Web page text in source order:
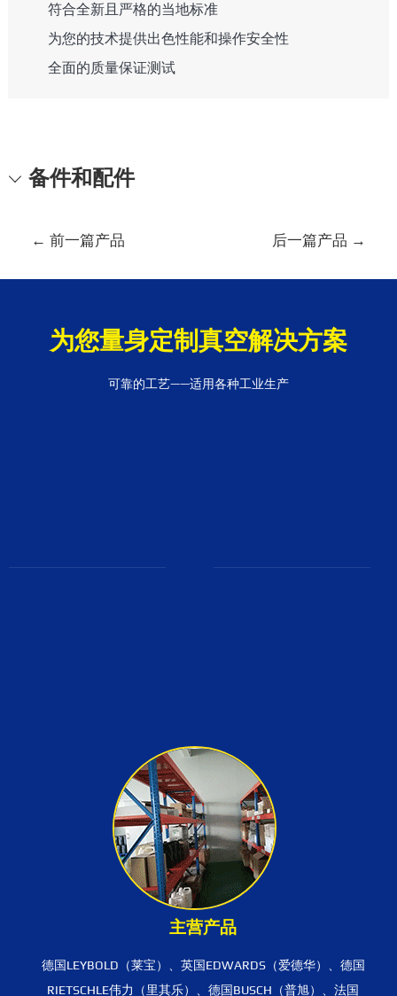
符合全新且严格的当地标准
为您的技术提供出色性能和操作安全性
全面的质量保证测试
备件和配件
导
← 前一篇产品 后一篇产品 →
为您量身定制真空解决方案
可靠的工艺——适用各种工业生产
主营产品
德国LEYBOLD（莱宝）、英国EDWARDS（爱德华）、德国
RIETSCHLE伟力（里其乐）、德国BUSCH（普旭）、法国